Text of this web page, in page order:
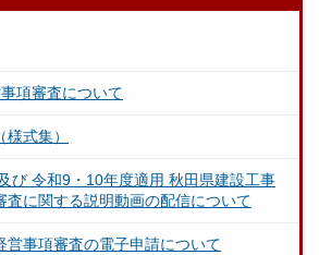
項審査について
式集）
び 令和9・10年度適用 秋田県建設工事
査に関する説明動画の配信について
営事項審査の電子申請について